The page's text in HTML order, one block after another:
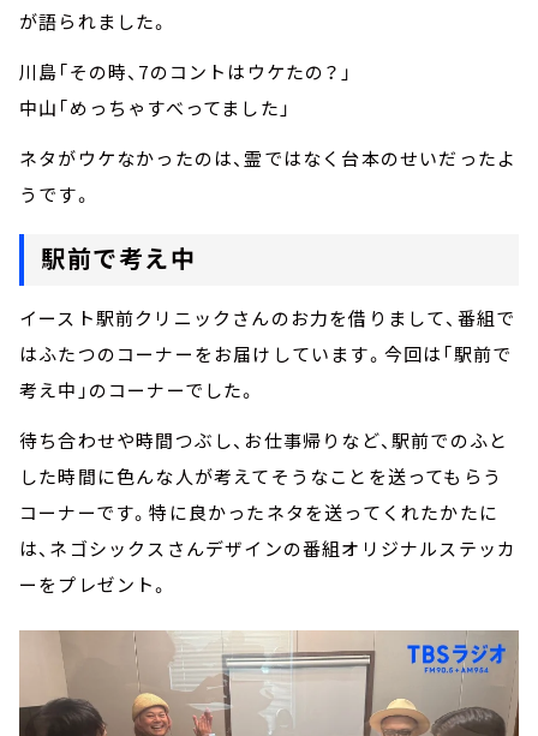
が語られました。
川島「その時、7のコントはウケたの？」
中山「めっちゃすべってました」
ネタがウケなかったのは、霊ではなく台本のせいだったよ
うです。
駅前で考え中
イースト駅前クリニックさんのお力を借りまして、番組で
はふたつのコーナーをお届けしています。今回は「駅前で
考え中」のコーナーでした。
待ち合わせや時間つぶし、お仕事帰りなど、駅前でのふと
した時間に色んな人が考えてそうなことを送ってもらう
コーナーです。特に良かったネタを送ってくれたかたに
は、ネゴシックスさんデザインの番組オリジナルステッカ
ーをプレゼント。